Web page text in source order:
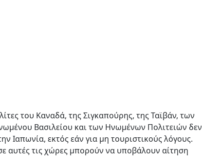
του Καναδά, της Σιγκαπούρης, της Ταϊβάν, των
Βασιλείου και των Ηνωμένων Πολιτειών δεν
Ιαπωνία, εκτός εάν για μη τουριστικούς λόγους.
αυτές τις χώρες μπορούν να υποβάλουν αίτηση